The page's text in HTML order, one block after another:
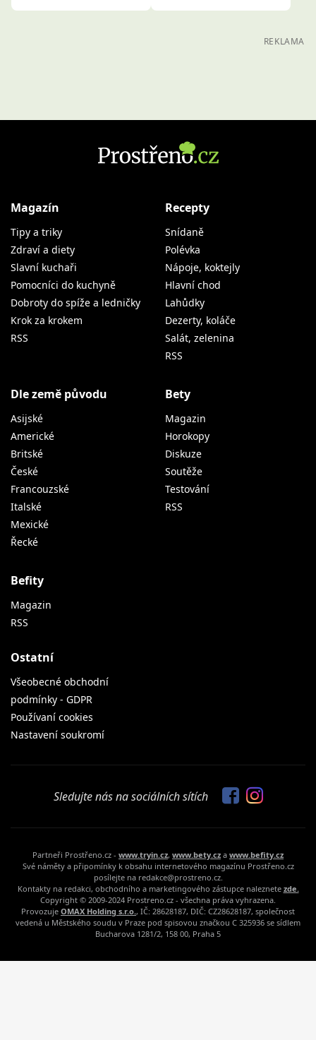
REKLAMA
Magazín
Tipy a triky
Zdraví a diety
Slavní kuchaři
Pomocníci do kuchyně
Dobroty do spíže a ledničky
Krok za krokem
RSS
Recepty
Snídaně
Polévka
Nápoje, koktejly
Hlavní chod
Lahůdky
Dezerty, koláče
Salát, zelenina
RSS
Dle země původu
Asijské
Americké
Britské
České
Francouzské
Italské
Mexické
Řecké
Bety
Magazin
Horokopy
Diskuze
Soutěže
Testování
RSS
Befity
Magazin
RSS
Ostatní
Všeobecné obchodní
podmínky - GDPR
Používaní cookies
Nastavení soukromí
Sledujte nás na sociálních sítích
Partneři Prostřeno.cz - www.tryin.cz, www.bety.cz a www.befity.cz
Své náměty a připomínky k obsahu internetového magazínu Prostřeno.cz
posílejte na redakce@prostreno.cz.
Kontakty na redakci, obchodního a marketingového zástupce naleznete zde.
Copyright © 2009-2024 Prostreno.cz - všechna práva vyhrazena.
Provozuje OMAX Holding s.r.o., IČ: 28628187, DIČ: CZ28628187, společnost
vedená u Městského soudu v Praze pod spisovou značkou C 325936 se sídlem
Bucharova 1281/2, 158 00, Praha 5